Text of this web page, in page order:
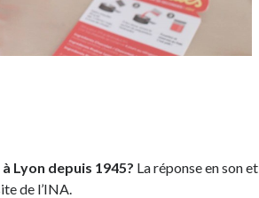
Lyon depuis 1945? La réponse en son et
de l’INA.